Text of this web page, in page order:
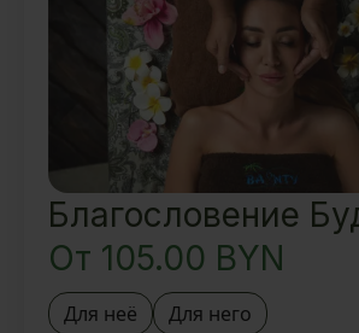
Благословение
От 105.00 BYN
Для неё Для него